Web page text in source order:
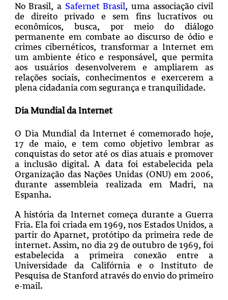
No Brasil, a Safernet Brasil, uma associação civil
de direito privado e sem fins lucrativos ou
econômicos, busca, por meio do diálogo
permanente em combate ao discurso de ódio e
crimes cibernéticos, transformar a Internet em
um ambiente ético e responsável, que permita
aos usuários desenvolverem e ampliarem as
relações sociais, conhecimentos e exercerem a
plena cidadania com segurança e tranquilidade.
Dia Mundial da Internet
O Dia Mundial da Internet é comemorado hoje,
17 de maio, e tem como objetivo lembrar as
conquistas do setor até os dias atuais e promover
a inclusão digital. A data foi estabelecida pela
Organização das Nações Unidas (ONU) em 2006,
durante assembleia realizada em Madri, na
Espanha.
A história da Internet começa durante a Guerra
Fria. Ela foi criada em 1969, nos Estados Unidos, a
partir do Aparnet, protótipo da primeira rede de
internet. Assim, no dia 29 de outubro de 1969, foi
estabelecida a primeira conexão entre a
Universidade da Califórnia e o Instituto de
Pesquisa de Stanford através do envio do primeiro
e-mail.